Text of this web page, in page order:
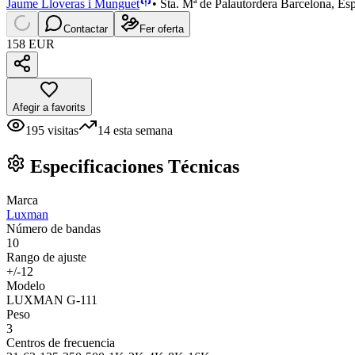
Jaume Lloveras i Munguet • Sta. Mª de Palautordera Barcelona,
Contactar Fer oferta
158 EUR
Afegir a favorits
195 visitas 14 esta semana
Especificaciones Técnicas
Marca
Luxman
Número de bandas
10
Rango de ajuste
+/-12
Modelo
LUXMAN G-111
Peso
3
Centros de frecuencia